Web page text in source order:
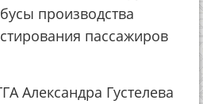
производства
пассажиров
Александра Густелева